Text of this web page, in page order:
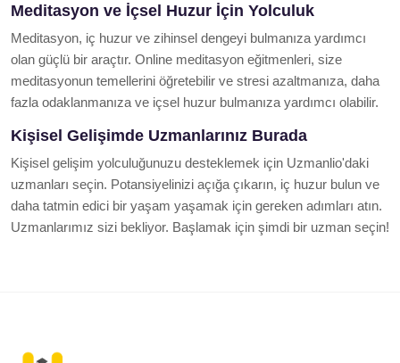
Meditasyon ve İçsel Huzur İçin Yolculuk
Meditasyon, iç huzur ve zihinsel dengeyi bulmanıza yardımcı
olan güçlü bir araçtır. Online meditasyon eğitmenleri, size
meditasyonun temellerini öğretebilir ve stresi azaltmanıza, daha
fazla odaklanmanıza ve içsel huzur bulmanıza yardımcı olabilir.
Kişisel Gelişimde Uzmanlarınız Burada
Kişisel gelişim yolculuğunuzu desteklemek için Uzmanlio'daki
uzmanları seçin. Potansiyelinizi açığa çıkarın, iç huzur bulun ve
daha tatmin edici bir yaşam yaşamak için gereken adımları atın.
Uzmanlarımız sizi bekliyor. Başlamak için şimdi bir uzman seçin!